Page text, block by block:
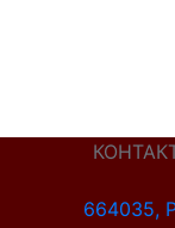
664035,